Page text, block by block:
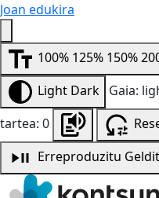
Joan edukira
100% 125% 150%
Light Dark Gaia:
tartea: 0
Erreproduzitu